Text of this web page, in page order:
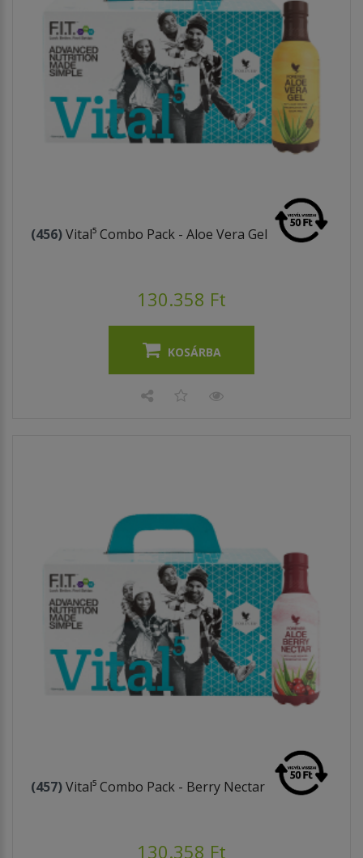
(456)Vital⁵ Combo Pack - Aloe Vera Gel
130.358 Ft
KOSÁRBA
(457)Vital⁵ Combo Pack - Berry Nectar
130.358 Ft